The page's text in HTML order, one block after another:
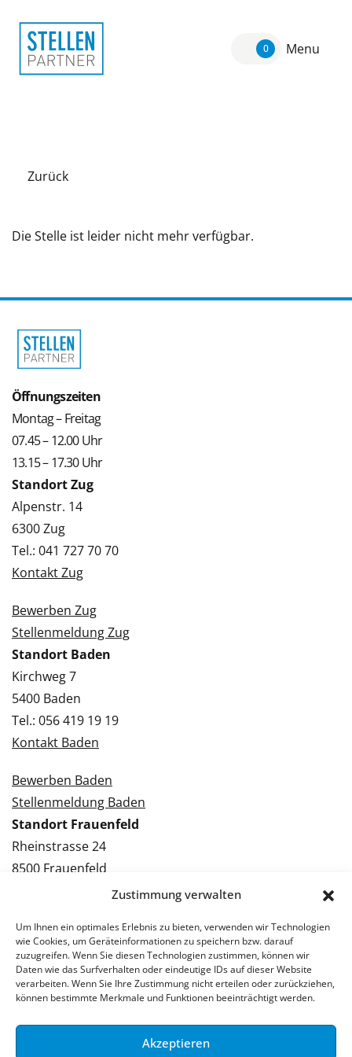
Zustimmung verwalten
Um Ihnen ein optimales Erlebnis zu bieten, verwenden wir Technologien
wie Cookies, um Geräteinformationen zu speichern bzw. darauf
zuzugreifen. Wenn Sie diesen Technologien zustimmen, können wir
Daten wie das Surfverhalten oder eindeutige IDs auf dieser Website
verarbeiten. Wenn Sie Ihre Zustimmung nicht erteilen oder zurückziehen,
können bestimmte Merkmale und Funktionen beeinträchtigt werden.
Akzeptieren
0 Menu
Zurück
Die Stelle ist leider nicht mehr verfügbar.
Öffnungszeiten
Montag – Freitag
07.45 – 12.00 Uhr
13.15 – 17.30 Uhr
Standort Zug
Alpenstr. 14
6300 Zug
Tel.: 041 727 70 70
Kontakt Zug
Bewerben Zug
Stellenmeldung Zug
Standort Baden
Kirchweg 7
5400 Baden
Tel.: 056 419 19 19
Kontakt Baden
Bewerben Baden
Stellenmeldung Baden
Standort Frauenfeld
Rheinstrasse 24
8500 Frauenfeld
Tel.: 052 224 09 09
Bewerben Frauenfeld
Stellenmeldung Frauenfeld
© 2026 Stellenpartner AG